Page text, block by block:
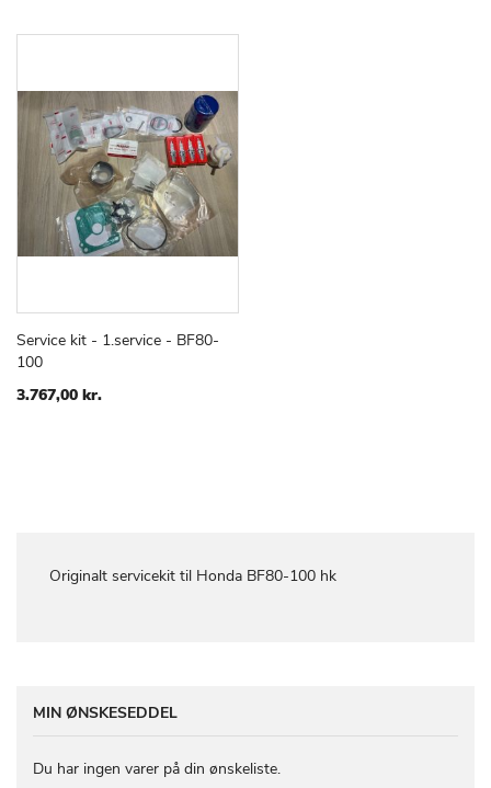
Originalt servicekit til Honda BF80-100 hk
Læg i kurv
TILFØJ
SAMMENLIGN
Service kit - 1.service - BF80-
100
3.767,00 kr.
MIN ØNSKESEDDEL
Du har ingen varer på din ønskeliste.